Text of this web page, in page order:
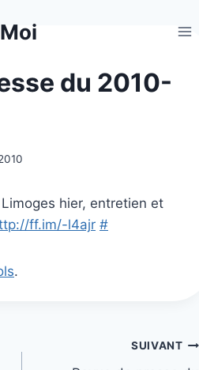
du 2010-
hier, entretien et
ff.im/-l4ajr #
.
SUIVANT